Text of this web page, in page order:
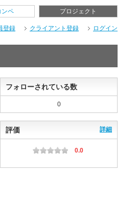
ンペ プロジェクト
登録 クライアント登録 ログイン
フォローされている数
0
評価 詳細
0.0